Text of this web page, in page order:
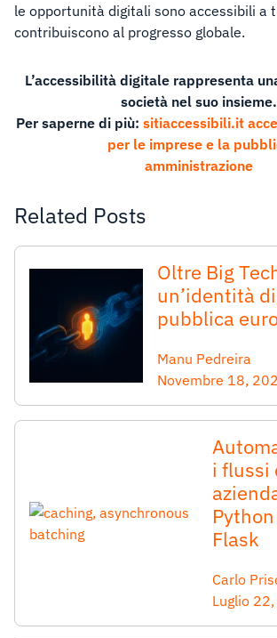
le opportunità digitali sono accessibili a
contribuiscono al progresso globale.
L’accessibilità digitale rappresenta
società nel suo insieme.
Per saperne di più: sitiaccessibili.it
per le imprese e la
amministrazione
Related Posts
Oltre Big
un’identità
pubblica
Manu Pedreira
Novembre 18,
i flussi
Flask
Carlo
Luglio